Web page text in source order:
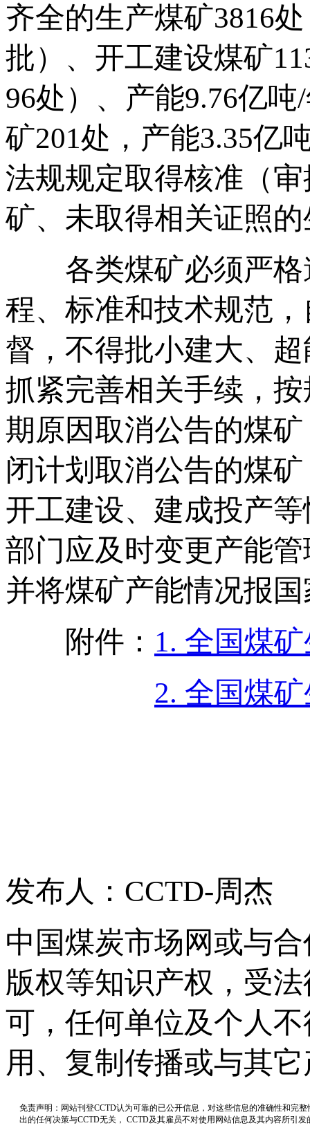
齐全的生产煤矿3816
批）、开工建设煤矿
96处）、产能9.76亿
矿201处，产能3.35亿
法规规定取得核准（
矿、未取得相关证照
各类煤矿必须严格
程、标准和技术规范
督，不得批小建大、
抓紧完善相关手续，
期原因取消公告的煤
闭计划取消公告的煤
开工建设、建成投产
部门应及时变更产能
并将煤矿产能情况报
附件： 1. 全国煤
2. 全国煤
发布人：CCTD-周杰
中国煤炭市场网或与
版权等知识产权，受
可，任何单位及个人
用、复制传播或与其
免责声明：网站刊登CCTD认为可靠的已公开信息，对这些信息的准确性和完
出的任何决策与CCTD无关， CCTD及其雇员不对使用网站信息及其内容所引